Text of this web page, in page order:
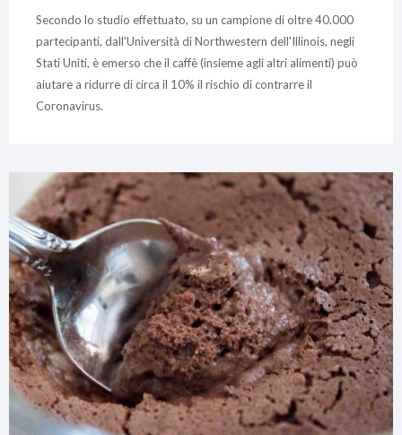
Secondo lo studio effettuato, su un campione di oltre 40.000
partecipanti, dall'Università di Northwestern dell'Illinois, negli
Stati Uniti, è emerso che il caffè (insieme agli altri alimenti) può
aiutare a ridurre di circa il 10% il rischio di contrarre il
Coronavirus.